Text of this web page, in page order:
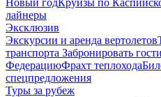
Новый годКруизы по
лайнеры
Эксклюзив
Экскурсии и аренда вертолетов
транспорта Забронировать
ФедерациюФрахт теплохода
спецпредложения
Туры за рубеж